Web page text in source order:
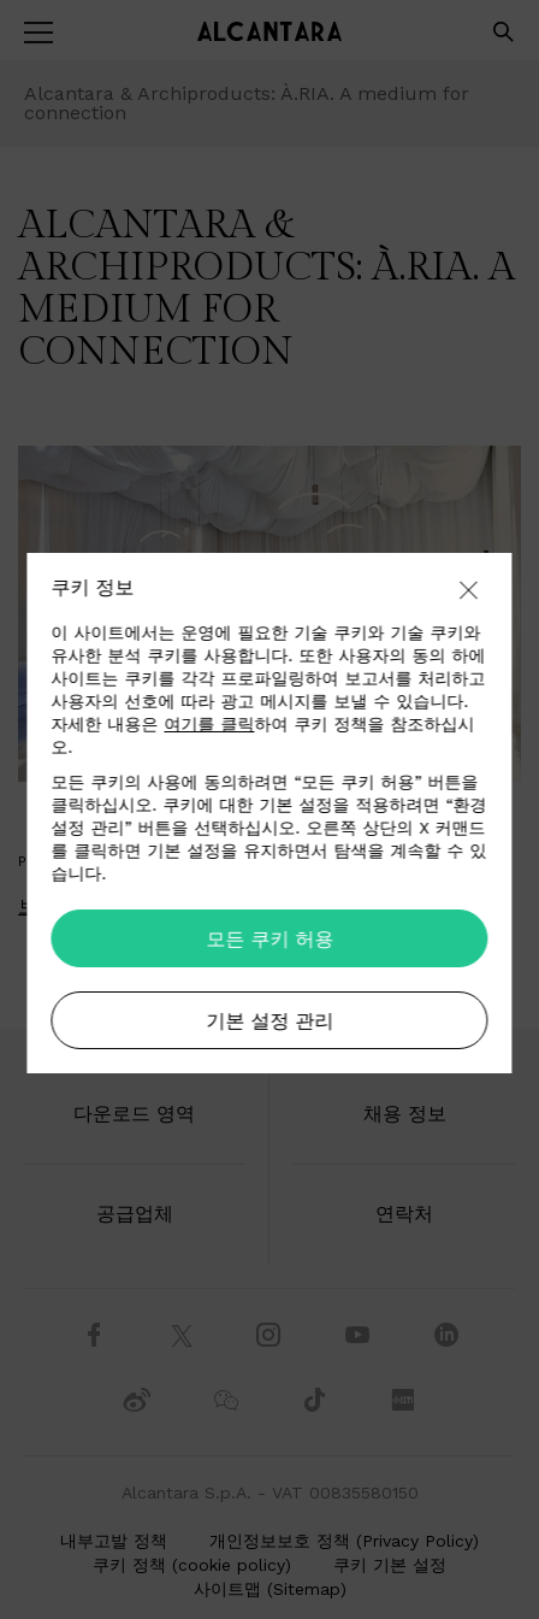
Alcantara & Archiproducts: À.RIA. A medium for
connection
ALCANTARA &
ARCHIPRODUCTS: À.RIA. A
MEDIUM FOR
CONNECTION
PRESS KIT
보도자료 다운로드
다운로드 영역 채용 정보
공급업체 연락처
Alcantara S.p.A. - VAT 00835580150
내부고발 정책
개인정보보호 정책 (Privacy Policy)
쿠키 정책 (cookie policy)
쿠키 기본 설정
사이트맵 (Sitemap)
쿠키 정보
이 사이트에서는 운영에 필요한 기술 쿠키와 기술 쿠키와
유사한 분석 쿠키를 사용합니다. 또한 사용자의 동의 하에
사이트는 쿠키를 각각 프로파일링하여 보고서를 처리하고
사용자의 선호에 따라 광고 메시지를 보낼 수 있습니다.
자세한 내용은 여기를 클릭하여 쿠키 정책을 참조하십시
오.
모든 쿠키의 사용에 동의하려면 “모든 쿠키 허용” 버튼을
클릭하십시오. 쿠키에 대한 기본 설정을 적용하려면 “환경
설정 관리” 버튼을 선택하십시오. 오른쪽 상단의 X 커맨드
를 클릭하면 기본 설정을 유지하면서 탐색을 계속할 수 있
습니다.
모든 쿠키 허용
기본 설정 관리